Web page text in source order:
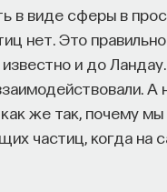
в виде сферы в
нет. Это
и до
же так, почему
частиц, когда на